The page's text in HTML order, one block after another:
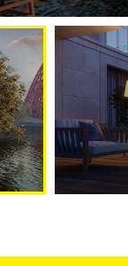
комплекса
Таманская дом 3.
Резиденс